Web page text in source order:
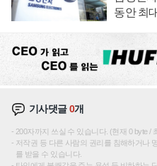
동안 최
기사댓글0개
200자까지 쓰실 수 있습니다. (현재 0 byte /
저작권 등 다른 사람의 권리를 침해하거나
를 받을 수 있습니다.